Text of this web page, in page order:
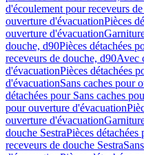
d'écoulement pour receveurs
ouverture d'évacuationPièces
ouverture d'évacuation
douche, d90Pièces détachées
receveurs de douche, d90Avec
d'évacuationPièces détachées
d'évacuationSans caches pour
détachées pour Sans caches
pour ouverture d'évacuation
ouverture d'évacuation
douche SestraPièces
receveurs de douche Sestra